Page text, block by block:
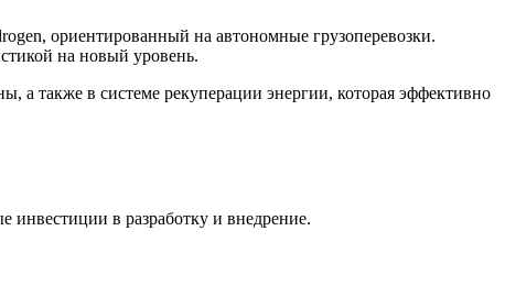
ориентированный на автономные грузоперевозки.
на новый уровень.
а также в системе рекуперации энергии, которая эффективно
инвестиции в разработку и внедрение.